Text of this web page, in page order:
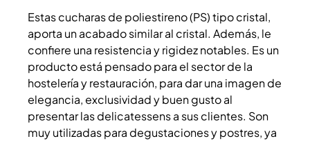
Estas cucharas de poliestireno (PS) tipo cristal,
aporta un acabado similar al cristal. Además, le
confiere una resistencia y rigidez notables. Es un
producto está pensado para el sector de la
hostelería y restauración, para dar una imagen de
elegancia, exclusividad y buen gusto al
presentar las delicatessens a sus clientes. Son
muy utilizadas para degustaciones y postres, ya